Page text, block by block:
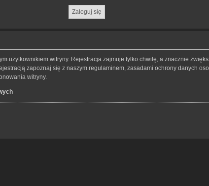
użytkownikiem witryny. Rejestracja zajmuje tylko chwilę, a znacznie
zapoznaj się z naszym regulaminem, zasadami ochrony danych
witryny.